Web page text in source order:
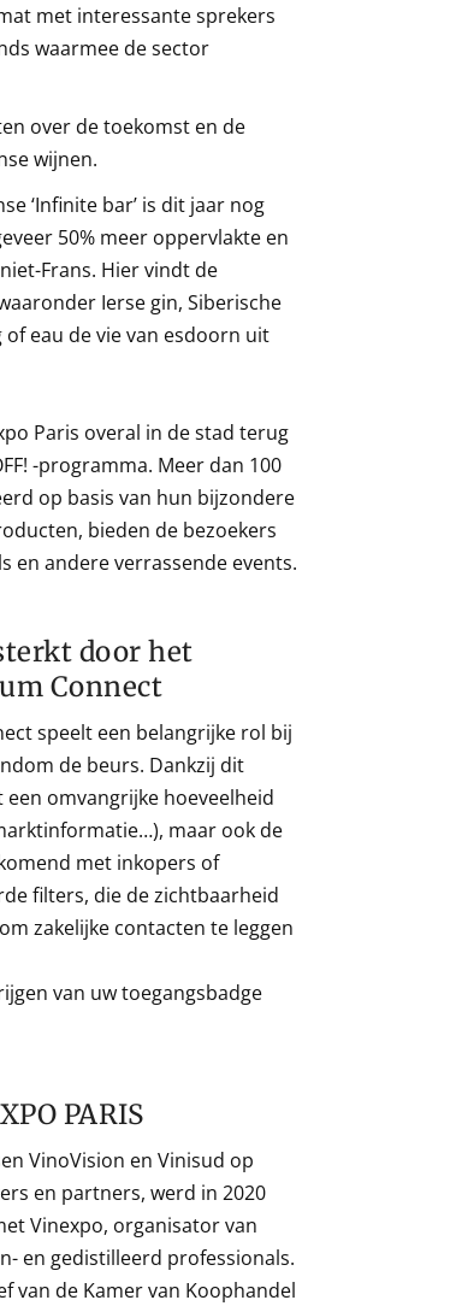
met interessante sprekers
waarmee de sector
over de toekomst en de
wijnen.
‘Infinite bar’ is dit jaar nog
50% meer oppervlakte en
Frans. Hier vindt de
Ierse gin, Siberische
eau de vie van esdoorn uit
Paris overal in de stad terug
-programma. Meer dan 100
op basis van hun bijzondere
bieden de bezoekers
en andere verrassende events.
door het
Connect
speelt een belangrijke rol bij
de beurs. Dankzij dit
omvangrijke hoeveelheid
maar ook de
met inkopers of
filters, die de zichtbaarheid
zakelijke contacten te leggen
van uw toegangsbadge
PARIS
VinoVision en Vinisud op
en partners, werd in 2020
Vinexpo, organisator van
en gedistilleerd professionals.
van de Kamer van Koophandel